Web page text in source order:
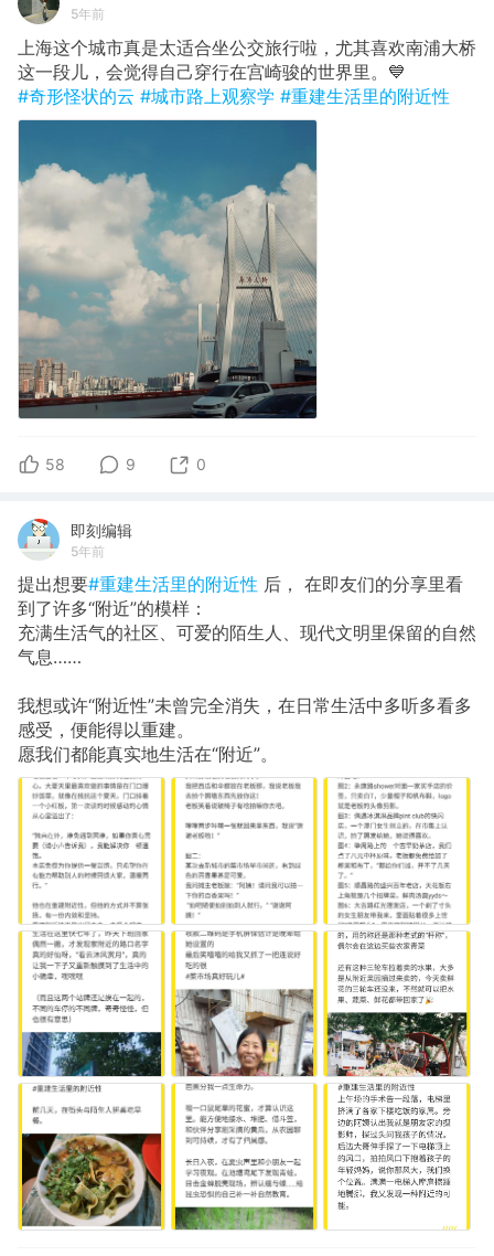
5年前
上海这个城市真是太适合坐公交旅行啦，尤其喜欢南浦大桥
这一段儿，会觉得自己穿行在宫崎骏的世界里。💙
#奇形怪状的云 #城市路上观察学 #重建生活里的附近性
58 9 0
即刻编辑
5年前
提出想要#重建生活里的附近性 后， 在即友们的分享里看
到了许多“附近”的模样：
充满生活气的社区、可爱的陌生人、现代文明里保留的自然
气息……
我想或许“附近性”未曾完全消失，在日常生活中多听多看多
感受，便能得以重建。
愿我们都能真实地生活在“附近”。